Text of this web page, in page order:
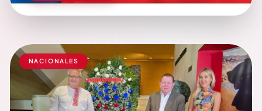
soberanía, la paz y un…
NACIONALES